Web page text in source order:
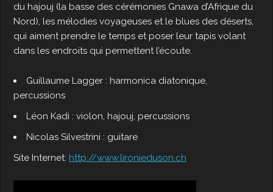
du hajouj (la basse des cérémonies Gnawa d’Afrique du
Nord), les mélodies voyageuses et le blues des déserts,
qui aiment prendre le temps et poser leur tapis volant
dans les endroits qui permettent l’écoute.
Guillaume Lagger : harmonica diatonique,
percussions
Léon Kadi : violon, hajouj, percussions
Nicolas Silvestrini : guitare
Site Internet: http://www.lironieduson.ch